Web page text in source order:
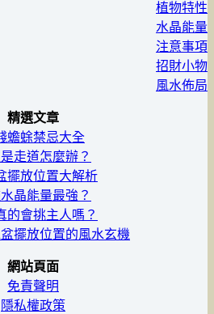
植物特性
水晶能量
注意事項
招財小物
風水佈局
精選文章
蟾蜍禁忌大全
走道怎麼辦？
擺放位置大解析
晶能量最強？
的會挑主人嗎？
擺放位置的風水玄機
網站頁面
免責聲明
隱私權政策